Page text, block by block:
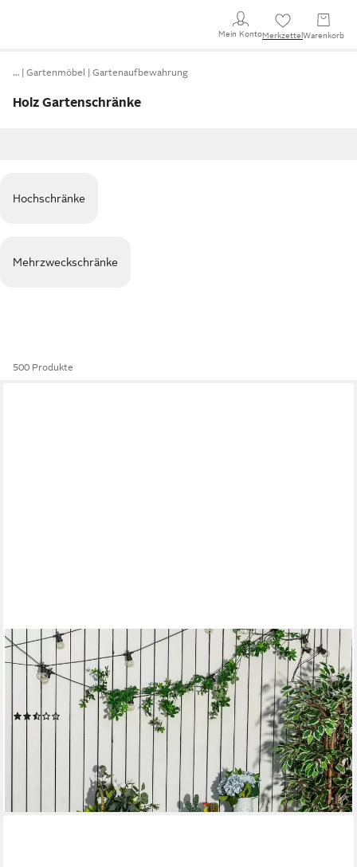
Mein KontoMerkzettel Warenkorb
… Gartenmöbel Gartenaufbewahrung
Holz Gartenschränke
Hochschränke
Mehrzweckschränke
500 Produkte
OUTSUNNY
Geräteschrank Aufbewahrungsbox, Gartentruhe,
wetterbeständig, Massivholz (Kissenbox, 1-St., Gartenbox) für
Garten, Balkon, Hellgrau
(2)
152,90 € UVP 291,90 €
lieferbar - in 2-3 Werktagen bei dir